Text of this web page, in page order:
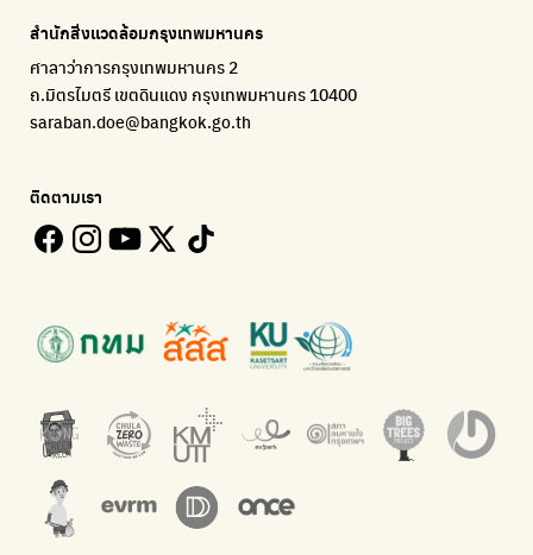
แพลตฟอร์มเพื่อสิ่งแวดล้อม
ติดตามความคืบหน้านโยบายกรุงเทพมหานคร
Kong Green Green
แอปแยกขยะได้ง่ายๆเพียงสแกนบาร์โค้ดสินค้า
Net Zero Carbon
The Sustainment
การบริหารองค์กรเพื่อสังคมและสิ่งแวดล้อม
WonWon
รวมร้านซ่อมใกล้บ้านคุณ
Bike for Everyone
แพลตฟอร์มการจัดการพลาสติกชีวภาพหลังการกินดื่ม
รับซื้อขยะถึงบ้าน
ECOLIFE
กำจัด E-waste อย่างถูกวิธี ตามจุดรับ และไปรษณีย์
Green map
มือวิเศษกรุงเทพ
บริจาคขยะไปอัพไซเคิลเป็นชุดพนักงานกวาดถนน
WonWon
รวมร้านซ่อมใกล้บ้านคุณ
35 Hours Bangkok Nature Play
โครงการ 35 ชั่วโมงการเรียนรู้ธรรมชาติผ่านการเล่น
สำนักสิ่งแวดล้อมกรุงเทพมหานคร
ศาลาว่าการกรุงเทพมหานคร 2
ถ.มิตรไมตรี เขตดินแดง กรุงเทพมหานคร 10400
saraban.doe@bangkok.go.th
ติดตามเรา